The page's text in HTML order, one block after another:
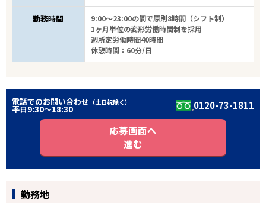
勤務時間
9:00～23:00の間で原則8時間（シフト制）
1ヶ月単位の変形労働時間制を採用
週所定労働時間40時間
休憩時間：60分/日
電話でのお問い合わせ （土日祝除く）
平日9:30〜18:30 0120-73-1811
応募画面へ
進む
勤務地